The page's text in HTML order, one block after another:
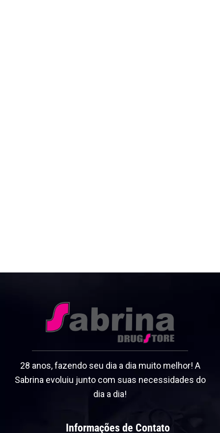
28 anos, fazendo seu dia a dia muito melhor! A
Sabrina evoluiu junto com suas necessidades do
dia a dia!
Informações de Contato